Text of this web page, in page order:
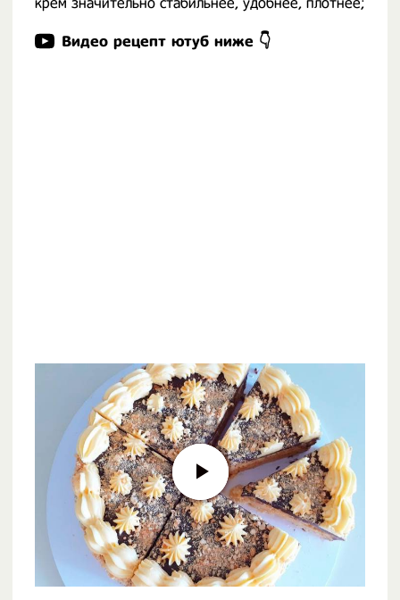
Видео рецепт ютуб ниже 👇